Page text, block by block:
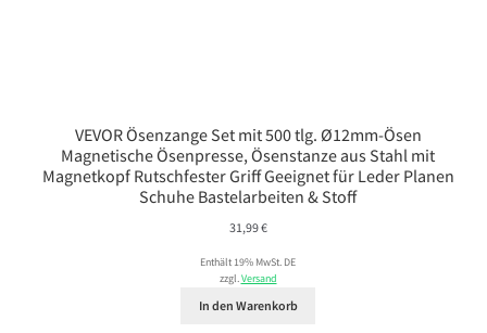
VEVOR Ösenzange Set mit 500 tlg. Ø12mm-Ösen
Magnetische Ösenpresse, Ösenstanze aus Stahl mit
Magnetkopf Rutschfester Griff Geeignet für Leder Planen
Schuhe Bastelarbeiten & Stoff
31,99€
Enthält 19% MwSt. DE
zzgl.Versand
In den Warenkorb